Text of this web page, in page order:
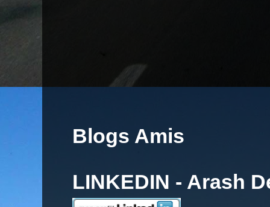
Blogs Amis
LINKEDIN - Arash